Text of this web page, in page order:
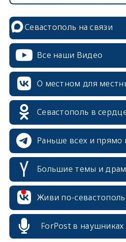
Севастополь на связи
Все наши Видео
О местном для
Севастополь в
Раньше всех и прямо
Большие темы и
Живи по-
ForPost в наушниках